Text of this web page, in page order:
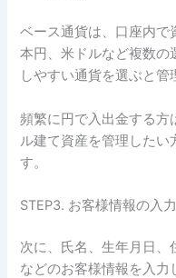
ベース通貨は、口座内で
本円、米ドルなど複数の
しやすい通貨を選ぶと管
頻繁に円で入出金する方
ル建て資産を管理したい
す。
STEP3. お客様情報の入力
次に、氏名、生年月日、
などのお客様情報を入